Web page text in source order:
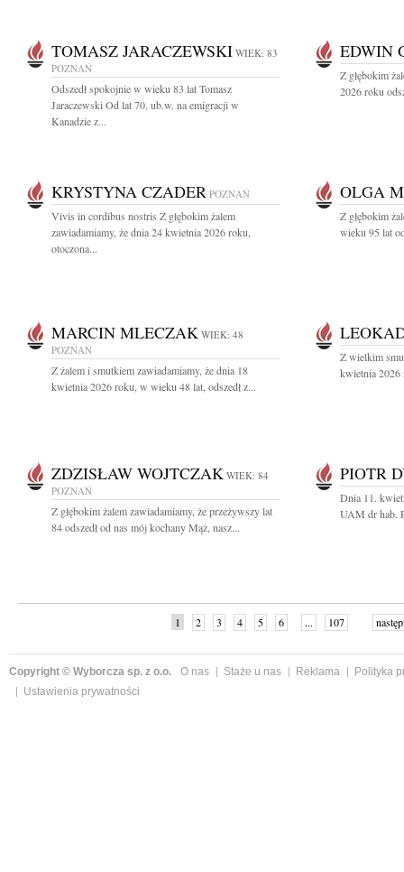
TOMASZ JARACZEWSKI WIEK: 83
POZNAŃ
Odszedł spokojnie w wieku 83 lat Tomasz
Jaraczewski Od lat 70. ub.w. na emigracji w
Kanadzie z...
EDWIN
Z głębokim
2026 roku
KRYSTYNA CZADER POZNAŃ
Vivis in cordibus nostris Z głębokim żalem
zawiadamiamy, że dnia 24 kwietnia 2026 roku,
otoczona...
OLGA
Z głębokim
wieku 95 lat
MARCIN MLECZAK WIEK: 48
POZNAŃ
Z żalem i smutkiem zawiadamiamy, że dnia 18
kwietnia 2026 roku, w wieku 48 lat, odszedł z...
Z wielkim
kwietnia 2026
ZDZISŁAW WOJTCZAK WIEK: 84
POZNAŃ
Z głębokim żalem zawiadamiamy, że przeżywszy lat
84 odszedł od nas mój kochany Mąż, nasz...
PIOTR
Dnia 11.
UAM dr hab.
1 2 3 4 5 6 ... 107
Copyright © Wyborcza sp. z o.o. O nas Staże u nas Reklama
Polityka
Ustawienia prywatności